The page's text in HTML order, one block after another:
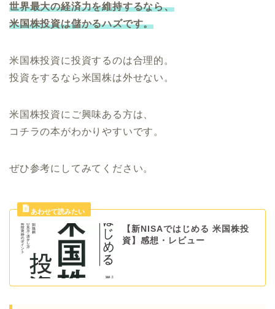
世界最大の経済力を維持するなら、
米国株投資は儲かるハズです。
米国株投資に投資するのは合理的。
投資をするなら米国株は外せない。
米国株投資にご興味ある方は、
コチラの本がわかりやすいです。
ぜひ参考にしてみてください。
【新NISAではじめる 米国株投
資】感想・レビュー